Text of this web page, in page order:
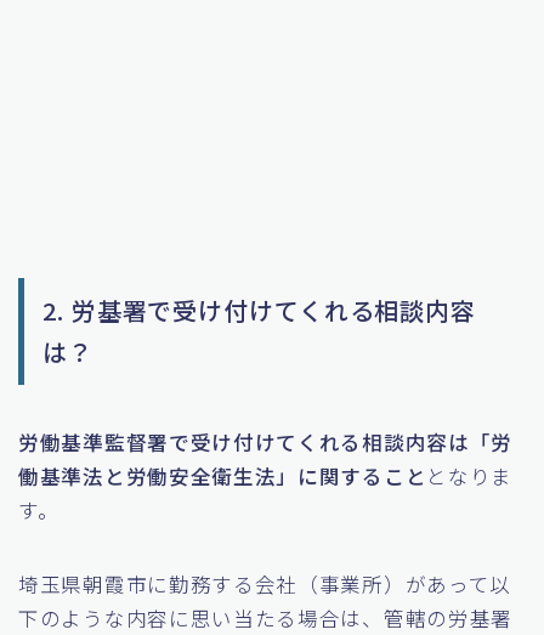
2. 労基署で受け付けてくれる相談内容
は？
労働基準監督署で受け付けてくれる相談内容は「労
働基準法と労働安全衛生法」に関すること となりま
す。
埼玉県朝霞市に勤務する会社（事業所）があって以
下のような内容に思い当たる場合は、管轄の労基署